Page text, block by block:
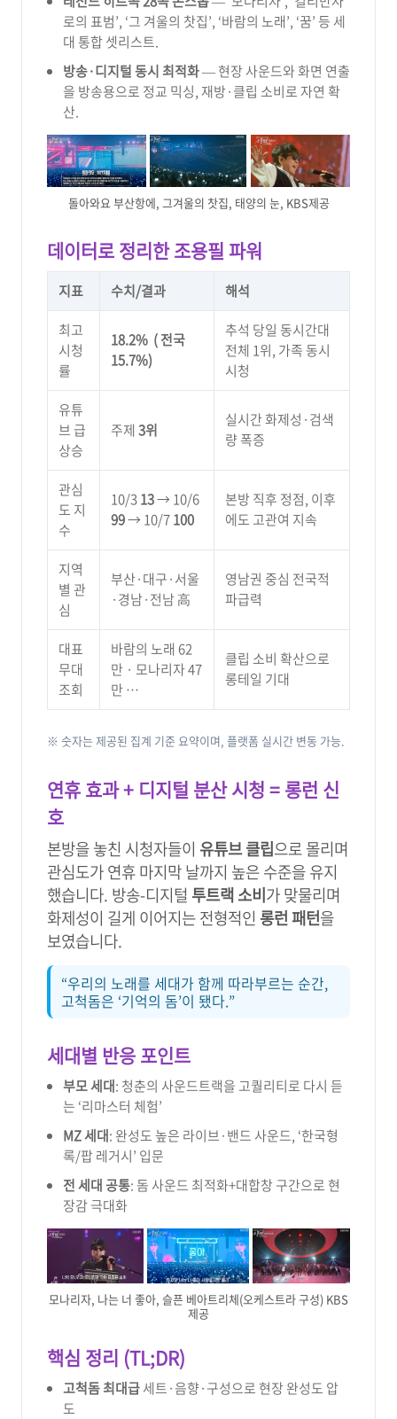
로의 표범’, ‘그 겨울의 찻집’, ‘바람의 노래’, ‘꿈’ 등 세
대 통합 셋리스트.
방송·디지털 동시 최적화— 현장 사운드와 화면 연출
을 방송용으로 정교 믹싱, 재방·클립 소비로 자연 확
산.
돌아와요 부산항에, 그겨울의 찻집, 태양의 눈, KBS제공
데이터로 정리한 조용필 파워
지표 수치/결과
해석
최고
시청
률
18.2% ( 전국
15.7%)
추석 당일 동시간대
전체 1위, 가족 동시
시청
유튜
브 급
상승
주제3위
실시간 화제성·검색
량 폭증
관심
도 지
수
10/313→ 10/6
99→ 10/7100
본방 직후 정점, 이후
에도 고관여 지속
지역
별 관
심
부산·대구·서울
·경남·전남 高
영남권 중심 전국적
파급력
대표
무대
조회
바람의 노래 62
만 · 모나리자 47
만 …
클립 소비 확산으로
롱테일 기대
※ 숫자는 제공된 집계 기준 요약이며, 플랫폼 실시간 변동 가능.
연휴 효과 + 디지털 분산 시청 = 롱런 신
호
본방을 놓친 시청자들이 유튜브 클립으로 몰리며
관심도가 연휴 마지막 날까지 높은 수준을 유지
했습니다. 방송-디지털 투트랙 소비가 맞물리며
화제성이 길게 이어지는 전형적인 롱런 패턴을
보였습니다.
“우리의 노래를 세대가 함께 따라부르는 순간,
고척돔은 ‘기억의 돔’이 됐다.”
세대별 반응 포인트
부모 세대: 청춘의 사운드트랙을 고퀄리티로 다시 듣
는 ‘리마스터 체험’
MZ 세대: 완성도 높은 라이브·밴드 사운드, ‘한국형
록/팝 레거시’ 입문
전 세대 공통: 돔 사운드 최적화+대합창 구간으로 현
장감 극대화
모나리자, 나는 너 좋아, 슬픈 베아트리체(오케스트라 구성) KBS
제공
핵심 정리 (TL;DR)
고척돔 최대급세트·음향·구성으로 현장 완성도 압
도